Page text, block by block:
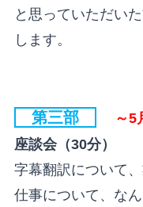
と思っていただい
します。
第三部
～5
座談会（30分）
字幕翻訳について
仕事について、な